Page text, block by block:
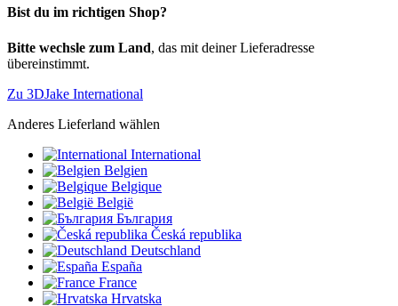
Bist du im richtigen Shop?
Bitte wechsle zum Land, das mit deiner Lieferadresse
übereinstimmt.
Zu 3DJake International
Anderes Lieferland wählen
International
Belgien
Belgique
België
България
Česká republika
Deutschland
España
France
Hrvatska